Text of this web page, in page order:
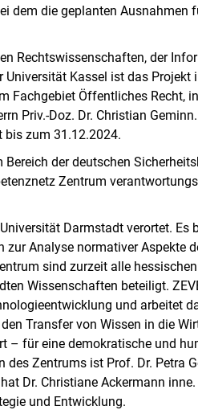
dem die geplanten Ausnahmen
Rechtswissenschaften, der
Kassel ist das Projekt
Fachgebiet Öffentliches Recht,
Priv.-Doz. Dr. Christian
bis zum 31.12.2024.
der deutschen
Zentrum
Darmstadt verortet.
zur Analyse normativer Aspekte
sind zurzeit alle
Wissenschaften beteiligt.
und arbeitet
Transfer von Wissen in die
– für eine demokratische und
Zentrums ist Prof. Dr. Petra
Dr. Christiane Ackermann
und Entwicklung.